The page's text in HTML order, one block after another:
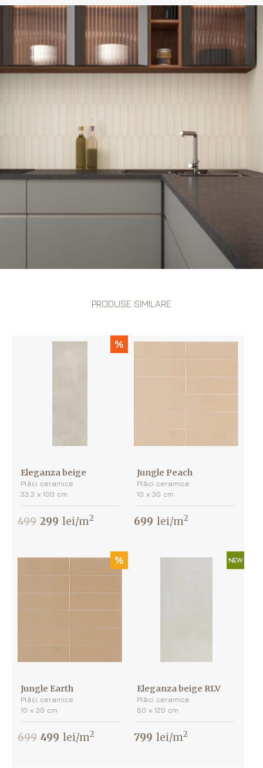
PRODUSE SIMILARE
%
Eleganza beige
Plăci ceramice
33.3 х 100 cm
499 299 lei/m2
Jungle Peach
Plăci ceramice
10 х 30 cm
699 lei/m2
%
Jungle Earth
Plăci ceramice
10 х 30 cm
699 499 lei/m2
NEW
Eleganza beige RLV
Plăci ceramice
60 х 120 cm
799 lei/m2